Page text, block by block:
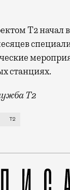
Т2 начал
станциях.
Т2
Т2
Т2